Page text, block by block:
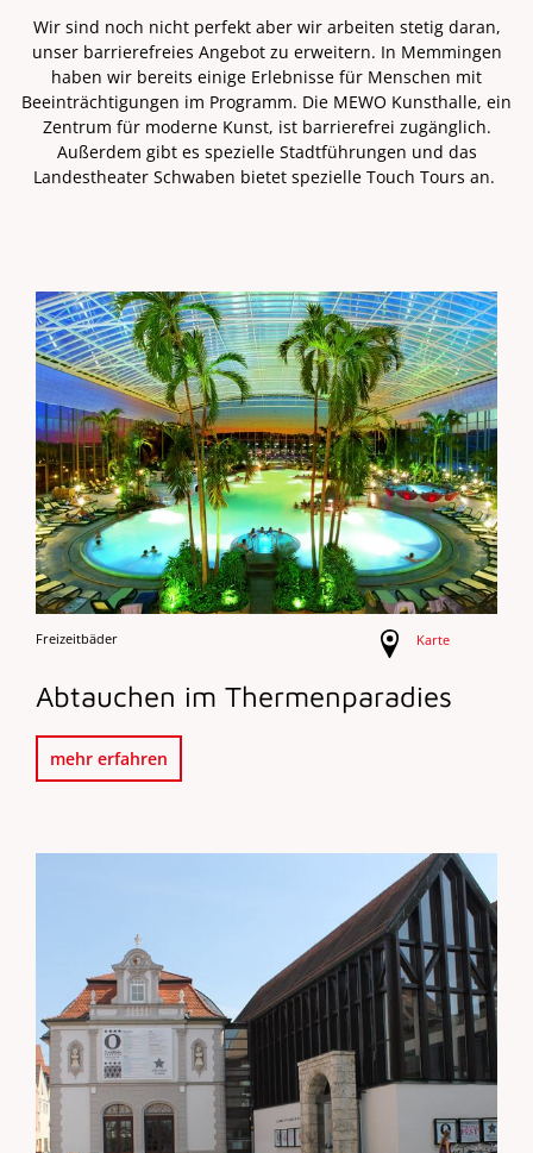
Wir sind noch nicht perfekt aber wir arbeiten stetig daran,
unser barrierefreies Angebot zu erweitern. In Memmingen
haben wir bereits einige Erlebnisse für Menschen mit
Beeinträchtigungen im Programm. Die MEWO Kunsthalle, ein
Zentrum für moderne Kunst, ist barrierefrei zugänglich.
Außerdem gibt es spezielle Stadtführungen und das
Landestheater Schwaben bietet spezielle Touch Tours an.
Freizeitbäder Karte
Abtauchen im Thermenparadies
mehr erfahren